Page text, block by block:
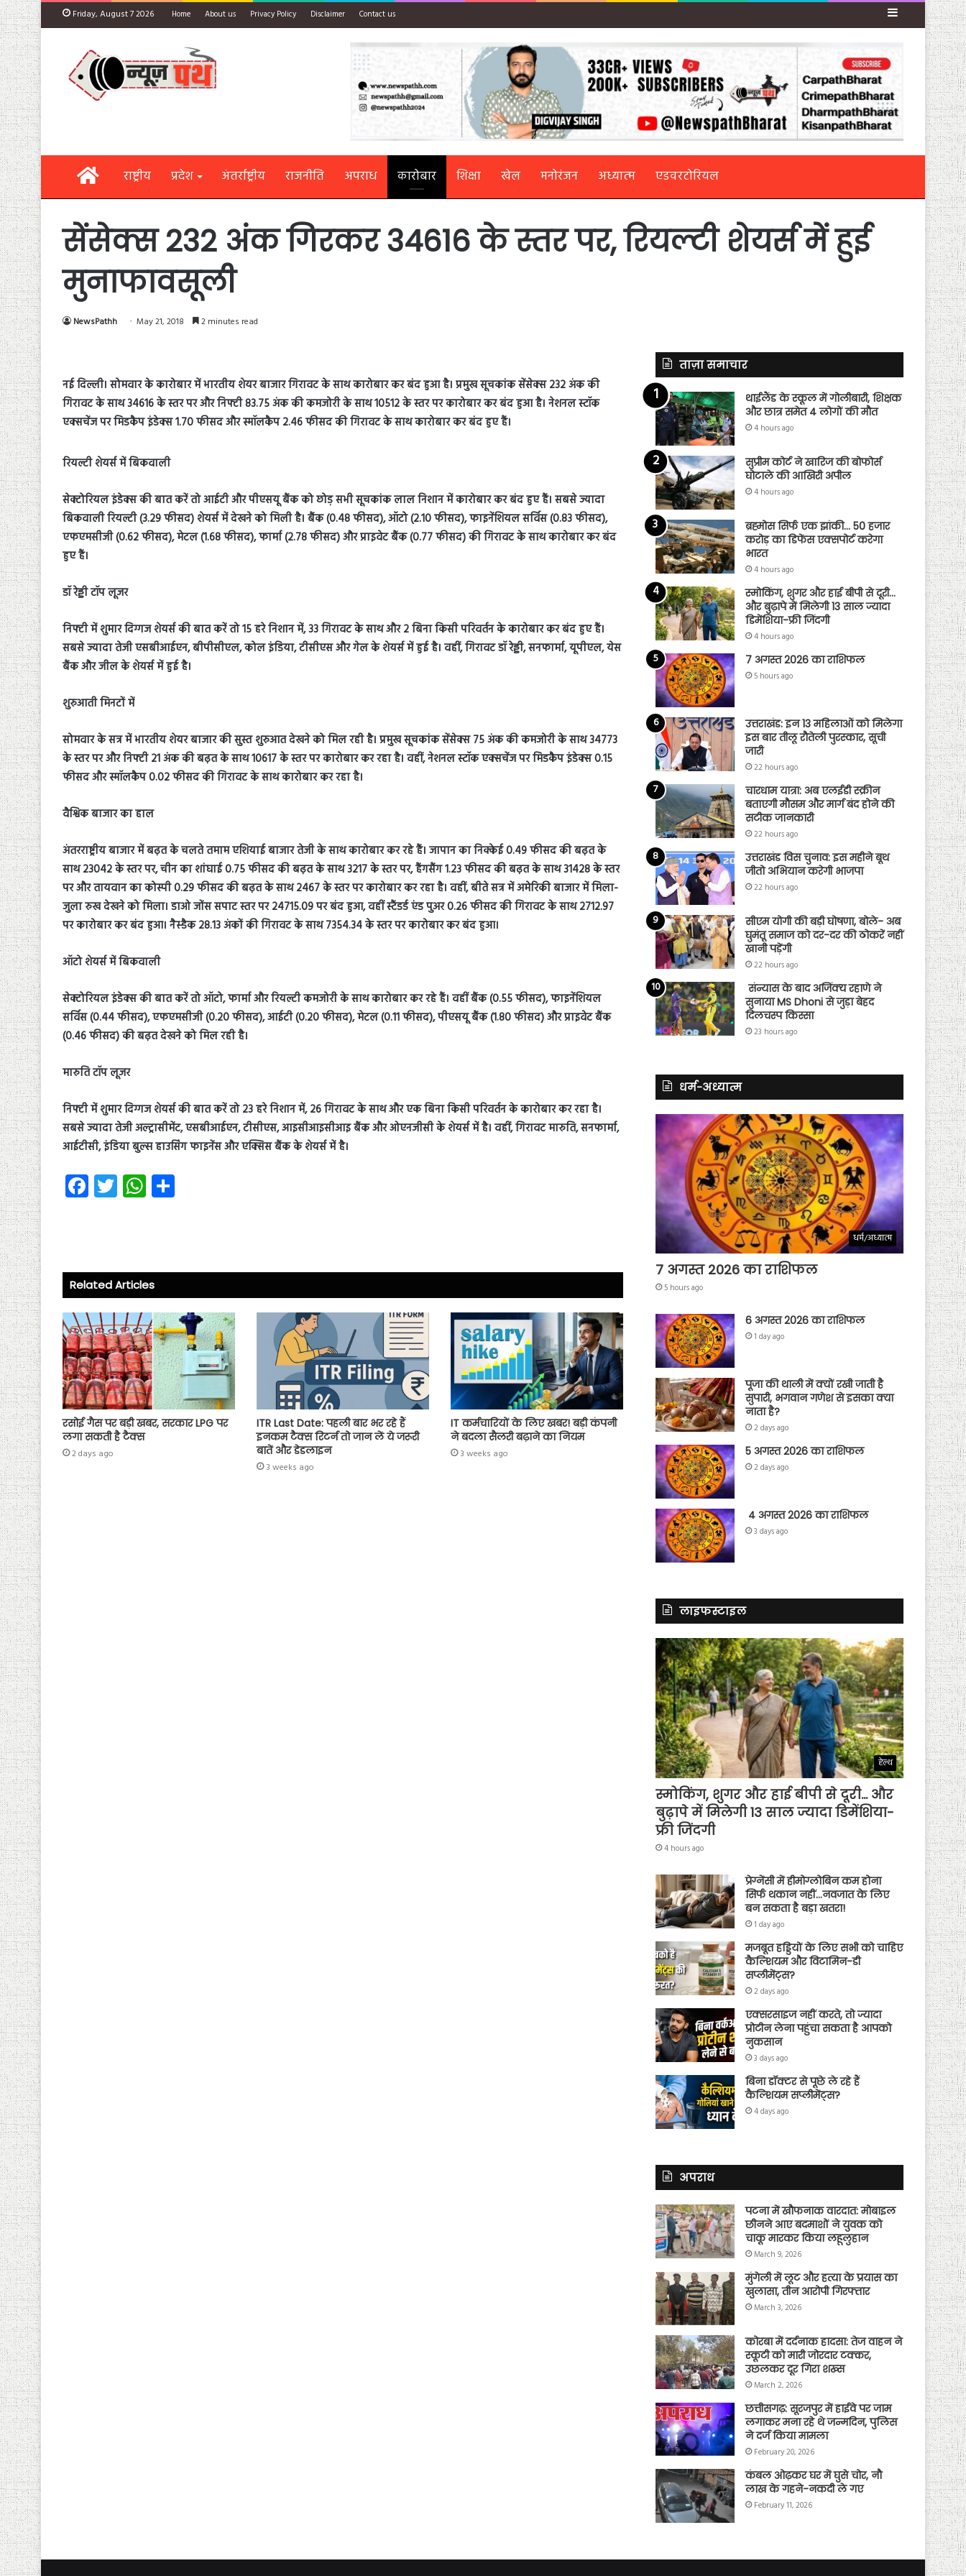
Friday, August 7 2026 Home About us Privacy Policy Disclaimer Contact us Sidebar
Homeराष्ट्रीय प्रदेश अंतर्राष्ट्रीय राजनीति अपराध कारोबार शिक्षा खेल मनोरंजन अध्यात्म एडवरटोरियल
सेंसेक्स 232 अंक गिरकर 34616 के स्तर पर, रियल्टी शेयर्स में हुई
मुनाफावसूली
NewsPathh May 21, 2018 2 minutes read
नई दिल्ली। सोमवार के कारोबार में भारतीय शेयर बाजार गिरावट के साथ कारोबार कर बंद हुआ है। प्रमुख सूचकांक सेंसेक्स 232 अंक की
गिरावट के साथ 34616 के स्तर पर और निफ्टी 83.75 अंक की कमजोरी के साथ 10512 के स्तर पर कारोबार कर बंद हुआ है। नेशनल स्टॉक
एक्सचेंज पर मिडकैप इंडेक्स 1.70 फीसद और स्मॉलकैप 2.46 फीसद की गिरावट के साथ कारोबार कर बंद हुए हैं।
रियल्टी शेयर्स में बिकवाली
सेक्टोरियल इंडेक्स की बात करें तो आईटी और पीएसयू बैंक को छोड़ सभी सूचकांक लाल निशान में कारोबार कर बंद हुए हैं। सबसे ज्यादा
बिकवाली रियल्टी (3.29 फीसद) शेयर्स में देखने को मिली है। बैंक (0.48 फीसद), ऑटो (2.10 फीसद), फाइनेंशियल सर्विस (0.83 फीसद),
एफएमसीजी (0.62 फीसद), मेटल (1.68 फीसद), फार्मा (2.78 फीसद) और प्राइवेट बैंक (0.77 फीसद) की गिरावट के साथ कारोबार कर बंद
हुए हैं।
डॉ रेड्डी टॉप लूजर
निफ्टी में शुमार दिग्गज शेयर्स की बात करें तो 15 हरे निशान में, 33 गिरावट के साथ और 2 बिना किसी परिवर्तन के कारोबार कर बंद हुए हैं।
सबसे ज्यादा तेजी एसबीआईएन, बीपीसीएल, कोल इंडिया, टीसीएस और गेल के शेयर्स में हुई है। वहीं, गिरावट डॉ रेड्डी, सनफार्मा, यूपीएल, येस
बैंक और जील के शेयर्स में हुई है।
शुरुआती मिनटों में
सोमवार के सत्र में भारतीय शेयर बाजार की सुस्त शुरुआत देखने को मिल रही है। प्रमुख सूचकांक सेंसेक्स 75 अंक की कमजोरी के साथ 34773
के स्तर पर और निफ्टी 21 अंक की बढ़त के साथ 10617 के स्तर पर कारोबार कर रहा है। वहीं, नेशनल स्टॉक एक्सचेंज पर मिडकैप इंडेक्स 0.15
फीसद और स्मॉलकैप 0.02 फीसद की गिरावट के साथ कारोबार कर रहा है।
वैश्विक बाजार का हाल
अंतरराष्ट्रीय बाजार में बढ़त के चलते तमाम एशियाई बाजार तेजी के साथ कारोबार कर रहे हैं। जापान का निक्केई 0.49 फीसद की बढ़त के
साथ 23042 के स्तर पर, चीन का शांघाई 0.75 फीसद की बढ़त के साथ 3217 के स्तर पर, हैंगसैंग 1.23 फीसद की बढ़त के साथ 31428 के स्तर
पर और तायवान का कोस्पी 0.29 फीसद की बढ़त के साथ 2467 के स्तर पर कारोबार कर रहा है। वहीं, बीते सत्र में अमेरिकी बाजार में मिला-
जुला रुख देखने को मिला। डाओ जोंस सपाट स्तर पर 24715.09 पर बंद हुआ, वहीं स्टैंडर्ड एंड पुअर 0.26 फीसद की गिरावट के साथ 2712.97
पर कारोबार कर बंद हुआ। नैस्डैक 28.13 अंकों की गिरावट के साथ 7354.34 के स्तर पर कारोबार कर बंद हुआ।
ऑटो शेयर्स में बिकवाली
सेक्टोरियल इंडेक्स की बात करें तो ऑटो, फार्मा और रियल्टी कमजोरी के साथ कारोबार कर रहे हैं। वहीं बैंक (0.55 फीसद), फाइनेंशियल
सर्विस (0.44 फीसद), एफएमसीजी (0.20 फीसद), आईटी (0.20 फीसद), मेटल (0.11 फीसद), पीएसयू बैंक (1.80 फीसद) और प्राइवेट बैंक
(0.46 फीसद) की बढ़त देखने को मिल रही है।
मारुति टॉप लूजर
निफ्टी में शुमार दिग्गज शेयर्स की बात करें तो 23 हरे निशान में, 26 गिरावट के साथ और एक बिना किसी परिवर्तन के कारोबार कर रहा है।
सबसे ज्यादा तेजी अल्ट्रासीमेंट, एसबीआईएन, टीसीएस, आइसीआइसीआइ बैंक और ओएनजीसी के शेयर्स में है। वहीं, गिरावट मारुति, सनफार्मा,
आईटीसी, इंडिया बुल्स हाउसिंग फाइनेंस और एक्सिस बैंक के शेयर्स में है।
Fa
ce
ok
T
wi
W
ha
p
p
Related Articles
रसोई गैस पर बड़ी खबर, सरकार LPG पर
लगा सकती है टैक्स
2 days ago
ITR Last Date: पहली बार भर रहे हैं
इनकम टैक्स रिटर्न तो जान लें ये जरूरी
बातें और डेडलाइन
3 weeks ago
IT कर्मचारियों के लिए खबर! बड़ी कंपनी
ने बदला सैलरी बढ़ाने का नियम
3 weeks ago
ताज़ा समाचार
थाईलैंड के स्कूल में गोलीबारी, शिक्षक
और छात्र समेत 4 लोगों की मौत
4 hours ago
सुप्रीम कोर्ट ने खारिज की बोफोर्स
घोटाले की आखिरी अपील
4 hours ago
ब्रह्मोस सिर्फ एक झांकी… 50 हजार
करोड़ का डिफेंस एक्सपोर्ट करेगा
भारत
4 hours ago
स्मोकिंग, शुगर और हाई बीपी से दूरी…
और बुढ़ापे में मिलेगी 13 साल ज्यादा
डिमेंशिया-फ्री जिंदगी
4 hours ago
7 अगस्त 2026 का राशिफल
5 hours ago
उत्तराखंड: इन 13 महिलाओं को मिलेगा
इस बार तीलू रौतेली पुरस्कार, सूची
जारी
22 hours ago
चारधाम यात्रा: अब एलईडी स्क्रीन
बताएगी मौसम और मार्ग बंद होने की
सटीक जानकारी
22 hours ago
उत्तराखंड विस चुनाव: इस महीने बूथ
जीतो अभियान करेगी भाजपा
22 hours ago
सीएम योगी की बड़ी घोषणा, बोले- अब
घुमंतू समाज को दर-दर की ठोकरें नहीं
खानी पड़ेंगी
22 hours ago
संन्यास के बाद अजिंक्‍य रहाणे ने
सुनाया MS Dhoni से जुड़ा बेहद
दिलचस्प किस्सा
23 hours ago
धर्म-अध्यात्म
धर्म/अध्यात्म
7 अगस्त 2026 का राशिफल
5 hours ago
6 अगस्त 2026 का राशिफल
1 day ago
पूजा की थाली में क्यों रखी जाती है
सुपारी, भगवान गणेश से इसका क्या
नाता है?
2 days ago
5 अगस्त 2026 का राशिफल
2 days ago
4 अगस्त 2026 का राशिफल
3 days ago
लाइफस्टाइल
हेल्थ
स्मोकिंग, शुगर और हाई बीपी से दूरी… और
बुढ़ापे में मिलेगी 13 साल ज्यादा डिमेंशिया-
फ्री जिंदगी
4 hours ago
प्रेग्नेंसी में हीमोग्लोबिन कम होना
सिर्फ थकान नहीं…नवजात के लिए
बन सकता है बड़ा खतरा!
1 day ago
मजबूत हड्डियों के लिए सभी को चाहिए
कैल्शियम और विटामिन-डी
सप्लीमेंट्स?
2 days ago
एक्सरसाइज नहीं करते, तो ज्यादा
प्रोटीन लेना पहुंचा सकता है आपको
नुकसान
3 days ago
बिना डॉक्टर से पूछे ले रहे हैं
कैल्शियम सप्लीमेंट्स?
4 days ago
अपराध
पटना में खौफनाक वारदात: मोबाइल
छीनने आए बदमाशों ने युवक को
चाकू मारकर किया लहूलुहान
March 9, 2026
मुंगेली में लूट और हत्या के प्रयास का
खुलासा, तीन आरोपी गिरफ्तार
March 3, 2026
कोरबा में दर्दनाक हादसा: तेज वाहन ने
स्कूटी को मारी जोरदार टक्कर,
उछलकर दूर गिरा शख्स
March 2, 2026
छत्तीसगढ़: सूरजपुर में हाईवे पर जाम
लगाकर मना रहे थे जन्मदिन, पुलिस
ने दर्ज किया मामला
February 20, 2026
कंबल ओढ़कर घर में घुसे चोर, नौ
लाख के गहने-नकदी ले गए
February 11, 2026